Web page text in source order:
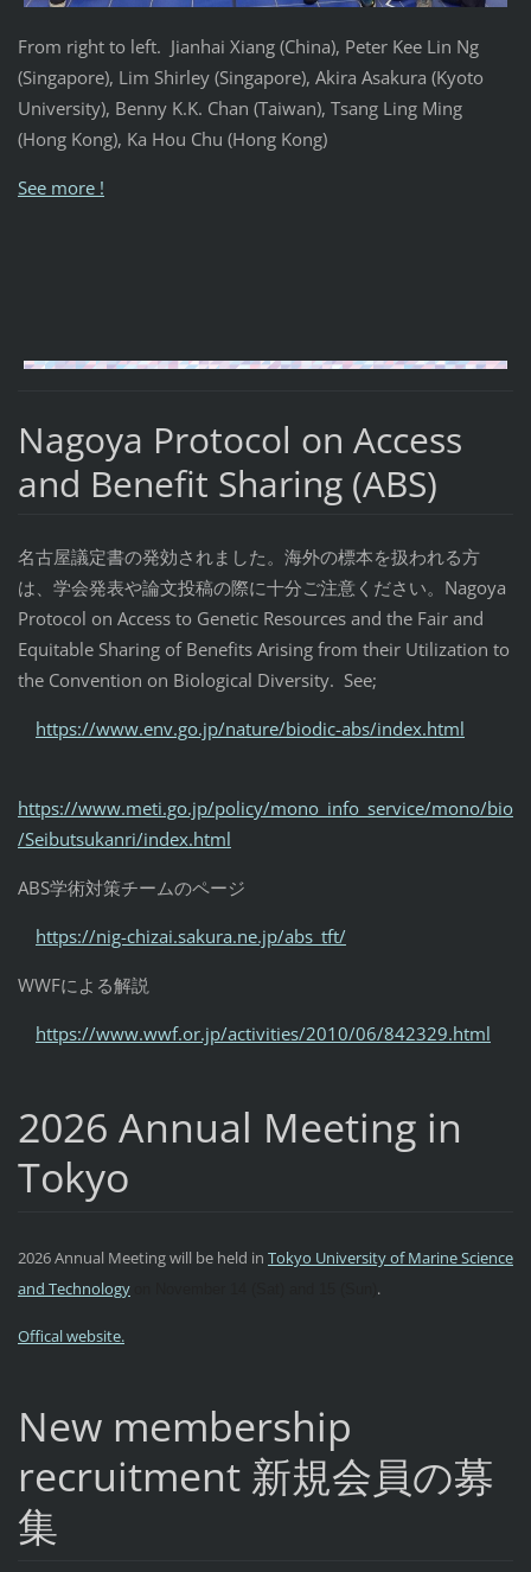
From right to left. Jianhai Xiang (China), Peter Kee Lin Ng
(Singapore), Lim Shirley (Singapore), Akira Asakura (Kyoto
University), Benny K.K. Chan (Taiwan), Tsang Ling Ming
(Hong Kong), Ka Hou Chu (Hong Kong)
See more !
Nagoya Protocol on Access
and Benefit Sharing (ABS)
名古屋議定書の発効されました。海外の標本を扱われる方
は、学会発表や論文投稿の際に十分ご注意ください。Nagoya
Protocol on Access to Genetic Resources and the Fair and
Equitable Sharing of Benefits Arising from their Utilization to
the Convention on Biological Diversity. See;
https://www.env.go.jp/nature/biodic-abs/index.html
https://www.meti.go.jp/policy/mono_info_service/mono/bio
/Seibutsukanri/index.html
ABS学術対策チームのページ
https://nig-chizai.sakura.ne.jp/abs_tft/
WWFによる解説
https://www.wwf.or.jp/activities/2010/06/842329.html
2026 Annual Meeting in
Tokyo
2026 Annual Meeting will be held in Tokyo University of Marine Science
and Technology
.
Offical website.
New membership
recruitment 新規会員の募
集